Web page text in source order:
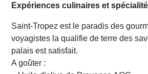
Expériences culinaires et
Saint-Tropez est le paradis des
voyagistes la qualifie de terre des
palais est satisfait.
A goûter :